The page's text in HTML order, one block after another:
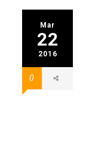
Mar
22
2016
0